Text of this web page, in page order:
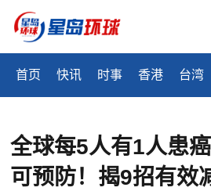
首页 快讯 时事 香港 台湾
全球每5人有1人患
可预防！揭9招有效